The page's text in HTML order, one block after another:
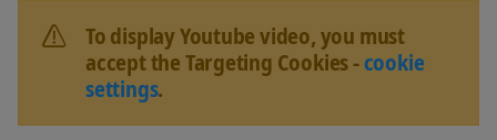
To display Youtube video, you must
accept the Targeting Cookies -cookie
settings.